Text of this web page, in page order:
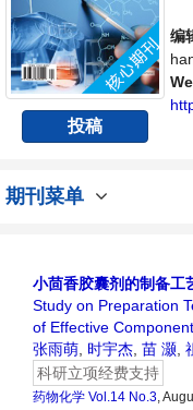
投稿
人
内
编
期刊菜单
小茴香胶囊剂的制备工
Study on Preparation
of Effective
张雨萌 时宇杰 苗 灏
科研立项经费支持
药物化学 Vol.14 No.3,